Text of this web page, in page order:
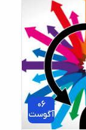
06
آگوست